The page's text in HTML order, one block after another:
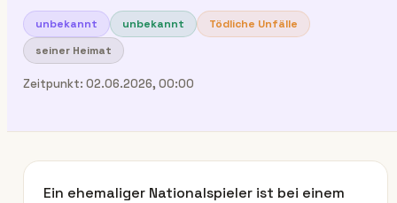
unbekannt unbekannt
Tödliche Unfälle
seiner Heimat
Zeitpunkt: 02.06.2026, 00:00
Ein ehemaliger Nationalspieler ist bei einem